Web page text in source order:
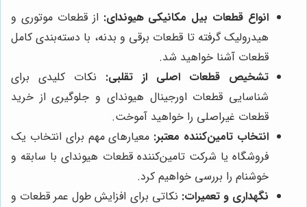
انواع قطعات بیل مکانیکی هیوندای: از قطعات موتوری و
هیدرولیک گرفته تا قطعات برقی و بدنه، با دسته‌بندی کامل
قطعات آشنا خواهید شد.
تشخیص قطعات اصلی از تقلبی: نکات کلیدی برای
شناسایی قطعات اورجینال هیوندای و جلوگیری از خرید
قطعات غیراصلی را خواهید آموخت.
انتخاب تامین‌کننده معتبر: معیارهای مهم برای انتخاب یک
فروشگاه یا شرکت تامین‌کننده قطعات هیوندای با سابقه و
خوشنام را بررسی خواهیم کرد.
نگهداری و تعمیرات: نکاتی برای افزایش طول عمر قطعات و